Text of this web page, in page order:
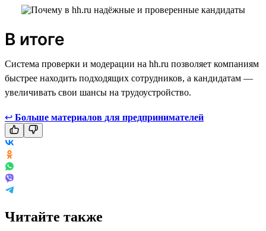
В итоге
Система проверки и модерации на hh.ru позволяет компаниям
быстрее находить подходящих сотрудников, а кандидатам —
увеличивать свои шансы на трудоустройство.
↩ Больше материалов для предпринимателей
Читайте также